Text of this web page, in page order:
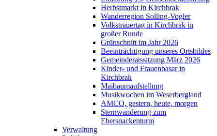
Herbstmarkt in Kirchbrak
Wanderregion Solling-Vogler
Volkstrauertag in Kirchbrak in
großer Runde
Grünschnitt im Jahr 2026
Beeinträchtigung unseres Ortsbildes
Gemeinderatssitzung März 2026
Kinder- und Frauenbasar in
Kirchbrak
Maibaumaufstellung
Musikwochen im Weserbergland
AMCO, gestern, heute, morgen
Sternwanderung zum
Ebersnackenturm
Verwaltung